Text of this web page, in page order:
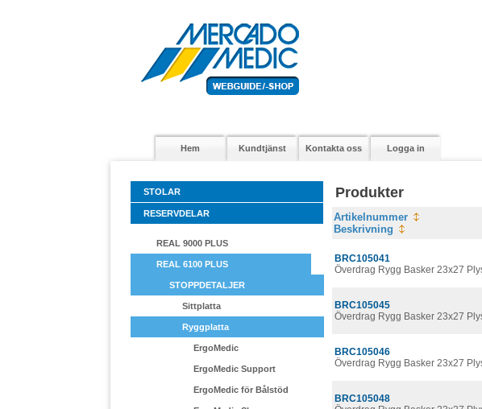
Hem Kundtjänst Kontakta oss Logga in
STOLAR
RESERVDELAR
REAL 9000 PLUS
REAL 6100 PLUS
STOPPDETALJER
Sittplatta
Ryggplatta
ErgoMedic
ErgoMedic Support
ErgoMedic för Bålstöd
Produkter
Artikelnummer
Beskrivning
BRC105041
Överdrag Rygg Basker 23x27
BRC105045
Överdrag Rygg Basker 23x27
BRC105046
Överdrag Rygg Basker 23x27
BRC105048